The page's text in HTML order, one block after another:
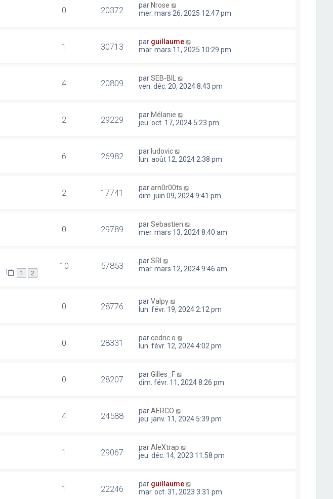
0 20372 par Nrose
mer. mars 26, 2025 12:47 pm
1 30713 par guillaume
mar. mars 11, 2025 10:29 pm
4 20809 parSEB-BIL
ven. déc. 20, 2024 8:43 pm
2 29229 par Mélanie
jeu. oct. 17, 2024 5:23 pm
6 26982 par ludovic
lun. août 12, 2024 2:38 pm
2 17741 pararn0r00ts
dim. juin 09, 2024 9:41 pm
0 29789 parSebastien
mer. mars 13, 2024 8:40 am
1 2
10 57853 parSRI
mar. mars 12, 2024 9:46 am
0 28776 parValpy
lun. févr. 19, 2024 2:12 pm
0 28331 parcedric.o
lun. févr. 12, 2024 4:02 pm
0 28207 parGilles_F
dim. févr. 11, 2024 8:26 pm
4 24588 parAERCO
jeu. janv. 11, 2024 5:39 pm
1 29067 parAleXtrap
jeu. déc. 14, 2023 11:58 pm
1 22246 par guillaume
mar. oct. 31, 2023 3:31 pm